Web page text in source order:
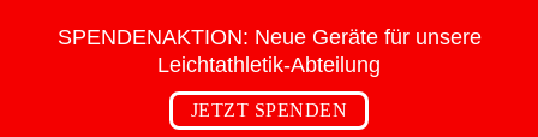
SPENDENAKTION: Neue Geräte fürunsere
Leichtathletik-Abteilung
JETZT SPENDEN